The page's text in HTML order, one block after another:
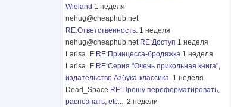
Wieland 1 неделя
nehug@cheaphub.net
RE:Ответственность. 1 неделя
nehug@cheaphub.net RE:Доступ 1 неделя
Larisa_F RE:Принцесса-бродяжка 1 неделя
Larisa_F RE:Серия "Очень прикольная книга",
издательство Азбука-классика 1 неделя
Dead_Space RE:Прошу переформатировать,
распознать, etc... 2 недели